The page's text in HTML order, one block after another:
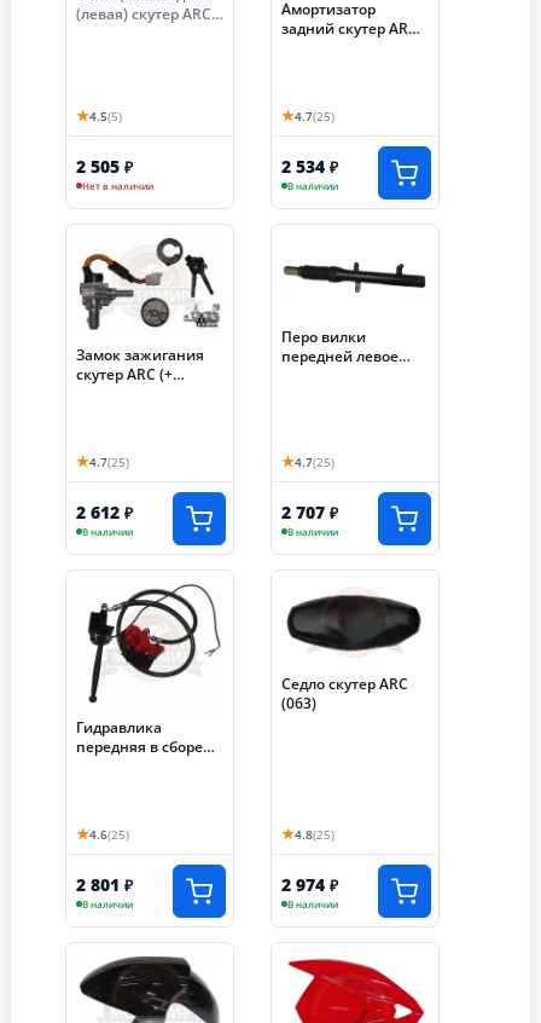
(левая) скутер ARC
★4.5(5)
2 505 ₽
Нет в наличии
Амортизатор
задний скутер ARC
★4.7(25)
2 534 ₽
В наличии
Замок зажигания
скутер ARC (+
★4.7(25)
2 612 ₽
В наличии
Перо вилки
передней левое
★4.7(25)
2 707 ₽
В наличии
Гидравлика
передняя в сборе
★4.6(25)
2 801 ₽
В наличии
Седло скутер ARC
(063)
★4.8(25)
2 974 ₽
В наличии